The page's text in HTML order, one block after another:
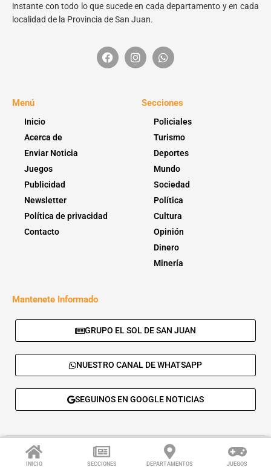
INICIO SECCIONES DEPARTAMENTOS JUEGOS
instante con todo lo que sucede en cada departamento y en cada
localidad de la Provincia de San Juan.
Menú
Inicio
Acerca de
Enviar Noticia
Juegos
Publicidad
Newsletter
Política de privacidad
Contacto
Secciones
Policiales
Turismo
Deportes
Mundo
Sociedad
Política
Cultura
Opinión
Dinero
Minería
Mantenete Informado
GRUPO EL SOL DE SAN JUAN
NUESTRO CANAL DE WHATSAPP
SEGUINOS EN GOOGLE NOTICIAS
© 2026 - El Sol de San Juan. Todos los derechos reservados. |
Desarrolla:
Daskalos Solutions